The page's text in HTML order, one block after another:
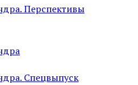
Перспективы
Спецвыпуск